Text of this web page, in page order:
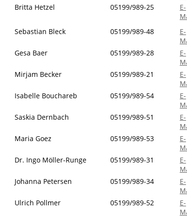
Britta Hetzel 05199/989-25
E-
Sebastian Bleck 05199/989-48
E-
Gesa Baer
05199/989-28
E-
Mirjam Becker
05199/989-21
E-
Isabelle Bouchareb
05199/989-54
E-
Saskia Dernbach
05199/989-51
E-
Maria Goez
05199/989-53
E-
Dr. Ingo Möller-Runge
05199/989-31
E-
Johanna Petersen
05199/989-34
E-
Ulrich Pollmer
05199/989-52
E-